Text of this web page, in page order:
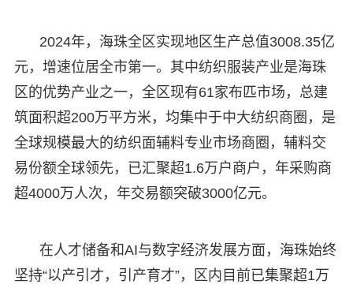
2024年，海珠全区实现地区生产总值3008.35亿
元，增速位居全市第一。其中纺织服装产业是海珠
区的优势产业之一，全区现有61家布匹市场，总建
筑面积超200万平方米，均集中于中大纺织商圈，是
全球规模最大的纺织面辅料专业市场商圈，辅料交
易份额全球领先，已汇聚超1.6万户商户，年采购商
超4000万人次，年交易额突破3000亿元。
在人才储备和AI与数字经济发展方面，海珠始终
坚持“以产引才，引产育才”，区内目前已集聚超1万